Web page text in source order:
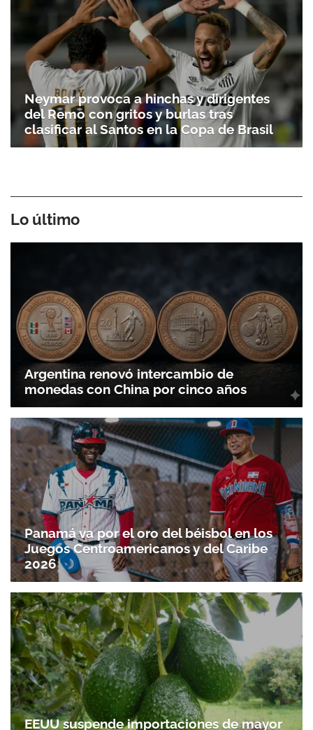
Neymar provoca a hinchas y dirigentes
del Remo con gritos y burlas tras
clasificar al Santos en la Copa de Brasil
Lo último
Argentina renovó intercambio de
monedas con China por cinco años
Panamá va por el oro del béisbol en los
Juegos Centroamericanos y del Caribe
2026
EEUU suspende importaciones de mayor